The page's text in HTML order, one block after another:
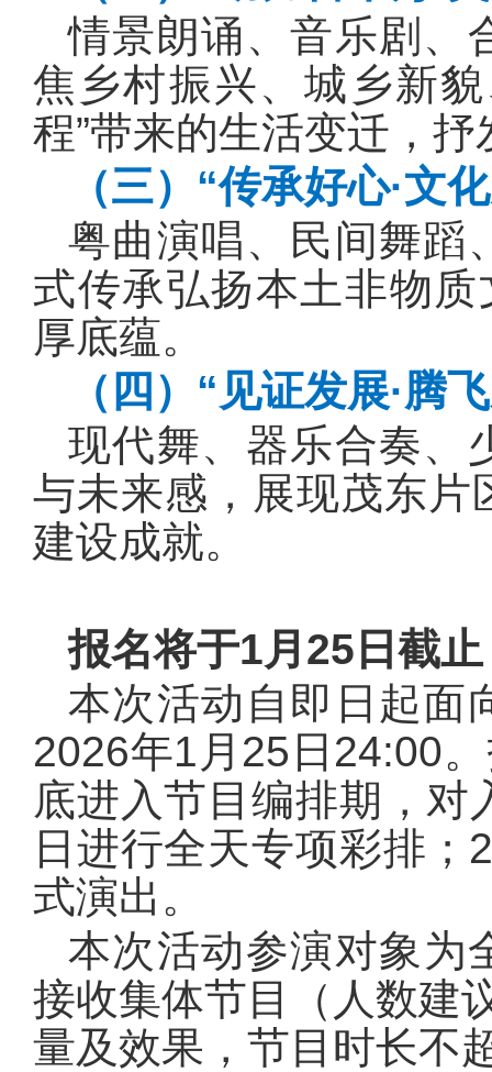
情景朗诵、音乐剧、
焦乡村振兴、城乡新
程”带来的生活变迁，
（三）“传承好心·文
粤曲演唱、民间舞蹈
式传承弘扬本土非物质
厚底蕴。
（四）“见证发展·腾
现代舞、器乐合奏、
与未来感，展现茂东片
建设成就。
报名将于1月25日截止
本次活动自即日起面
2026年1月25日24:00
底进入节目编排期，对
日进行全天专项彩排
式演出。
本次活动参演对象为
接收集体节目（人数建
量及效果，节目时长不